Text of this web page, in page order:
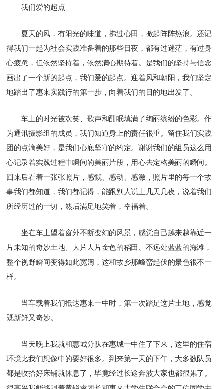
我们爱的起点
夏天的风，有阳光的味道，拂过心田，掀起阵阵热浪。还记
得我们一起为社会实践准备着的那些日夜，都有过迷茫，有过身
心疲惫，但依然坚持着，依然满心期待着。是我们的坚持与信念
画出了一个新的起点，我们爱的起点。迎着风和朝阳，我们坚定
地踏出了惠来实践行的第一步，向着我们的目的地出发了。
车上的时光被欢笑、歌声和酣眠填满了绚丽缤纷的色彩。作
为通讯摄影组的成员，我们知道身上的责任很重。留住我们实践
团的点滴美好，是我们心底坚守的约定。谢谢我们的组员这么用
心记录着实践过程中瞬间的美丽片段，用心去定格美丽的瞬间。
回来后看着一张张照片，感慨、感动、感激，照片里的每一个故
事我们都知道，我们都记得，能跟别人说上几天几夜，说着我们
所经历过的一切，然后满足地笑着，幸福着。
坐在车上望着窗外不断变幻的风景，感觉自己越来越靠近一
片未知的奇妙土地。大片大片金色的稻田、不远处蓝蓝的海滩，
整个视野瞬间变得如此宽阔，这和故乡那峰峦起伏的景色很不一
样。
当车载着我们抵达惠来一中时，第一次踏足这片土地，感觉
既新鲜又奇妙。
当天晚上我就和惠城分队在惠城一中住了下来，这里的住宿
环境比我们想像中的要好很多。到来第一天的下午，大多数队员
都是收拾好床铺就休息了，毕竟经过长途奔波大家也都很累了。